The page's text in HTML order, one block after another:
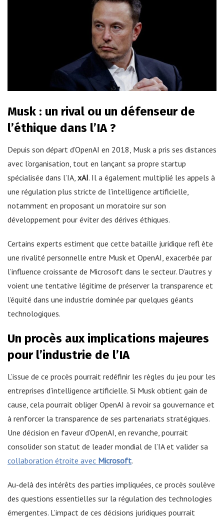
Musk : un rival ou un défenseur de
l’éthique dans l’IA ?
Depuis son départ d’OpenAI en 2018, Musk a pris ses distances
avec l’organisation, tout en lançant sa propre startup
spécialisée dans l’IA, xAI. Il a également multiplié les appels à
une régulation plus stricte de l’intelligence artificielle,
notamment en proposant un moratoire sur son
développement pour éviter des dérives éthiques.
Certains experts estiment que cette bataille juridique refl ète
une rivalité personnelle entre Musk et OpenAI, exacerbée par
l’influence croissante de Microsoft dans le secteur. D’autres y
voient une tentative légitime de préserver la transparence et
l’équité dans une industrie dominée par quelques géants
technologiques.
Un procès aux implications majeures
pour l’industrie de l’IA
L’issue de ce procès pourrait redéfinir les règles du jeu pour les
entreprises d’intelligence artificielle. Si Musk obtient gain de
cause, cela pourrait obliger OpenAI à revoir sa gouvernance et
à renforcer la transparence de ses partenariats stratégiques.
Une décision en faveur d’OpenAI, en revanche, pourrait
consolider son statut de leader mondial de l’IA et valider sa
collaboration étroite avec Microsoft.
Au-delà des intérêts des parties impliquées, ce procès soulève
des questions essentielles sur la régulation des technologies
émergentes. L’impact de ces décisions juridiques pourrait